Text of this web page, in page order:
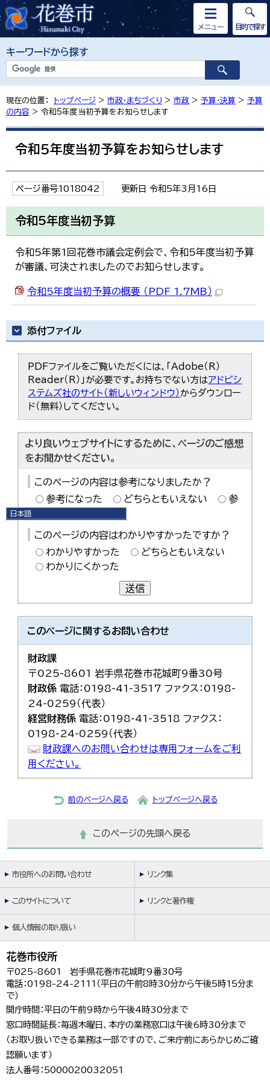
キーワードから探す
メニュー
日本語
English
繁體中文
目的で探す
現在の位置： トップページ > 市政・まちづくり > 市政 > 予算・決算 > 予算
の内容 > 令和5年度当初予算をお知らせします
令和5年度当初予算をお知らせします
ページ番号1018042 更新日 令和5年3月16日
令和5年度当初予算
令和5年第1回花巻市議会定例会で、令和5年度当初予算
が審議、可決されましたのでお知らせします。
令和5年度当初予算の概要 （PDF 1.7MB）
添付ファイル
PDFファイルをご覧いただくには、「Adobe（R）
Reader（R）」が必要です。お持ちでない方はアドビシ
ステムズ社のサイト（新しいウィンドウ） からダウンロー
ド（無料）してください。
より良いウェブサイトにするために、ページのご感想
をお聞かせください。
このページの内容は参考になりましたか？
参考になった
どちらともいえない
参
考にならなかった
このページの内容はわかりやすかったですか？
わかりやすかった
どちらともいえない
わかりにくかった
送信
このページに関するお問い合わせ
財政課
〒025-8601 岩手県花巻市花城町9番30号
財政係 電話：0198-41-3517 ファクス：0198-
24-0259（代表）
経営財務係 電話：0198-41-3518 ファクス：
0198-24-0259（代表）
財政課へのお問い合わせは専用フォームをご利
用ください。
前のページへ戻る トップページへ戻る
このページの先頭へ戻る
市役所へのお問い合わせ リンク集
このサイトについて リンクと著作権
個人情報の取り扱い
花巻市役所
〒025-8601 岩手県花巻市花城町9番30号
電話：0198-24-2111（平日の午前8時30分から午後5時15分ま
で）
開庁時間：平日の午前9時から午後4時30分まで
窓口時間延長：毎週木曜日、本庁の業務窓口は午後6時30分まで
（お取り扱いできる業務は一部ですので、ご来庁前にあらかじめご確
認願います）
法人番号：5000020032051